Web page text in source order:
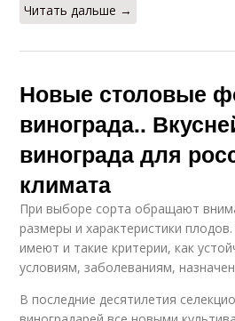
Читать дальше →
Новые столовые
винограда..
винограда для
климата
При выборе сорта обращают
размеры и характеристики
имеют и такие критерии, как
условиям, заболеваниям,
В последние десятилетия